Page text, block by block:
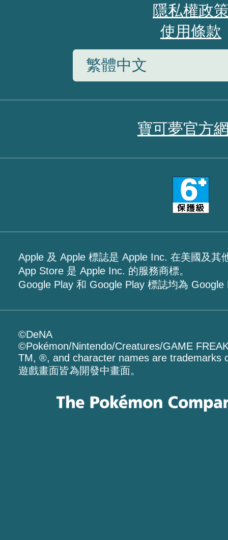
隱私權政
使用條款
寶可夢官方
Apple 及 Apple 標誌是 Apple Inc. 在美國及其
App Store 是 Apple Inc. 的服務商標。
Google Play 和 Google Play 標誌均為 Google
©DeNA
©Pokémon/Nintendo/Creatures/GAME
TM, ®, and character names are trademarks
遊戲畫面皆為開發中畫面。